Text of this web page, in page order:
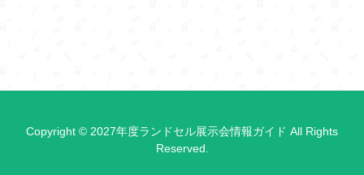
Copyright © 2027年度ランドセル展示会情報ガイド All Rights
Reserved.